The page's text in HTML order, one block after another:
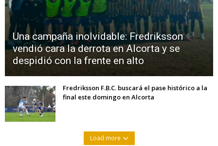
Una campaña inolvidable: Fredriksson
vendió cara la derrota en Alcorta y se
despidió con la frente en alto
Fredriksson F.B.C. buscará el pase histórico a la
final este domingo en Alcorta
Load more